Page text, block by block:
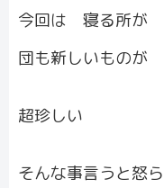
今回は 寝る所が
団も新しいものが
超珍しい
そんな事言うと怒